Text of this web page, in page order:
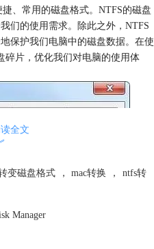
、常用的磁盘格式。NTFS的磁盘
们的使用需求。除此之外，NTFS
保护我们电脑中的磁盘数据。在使
碎片，优化我们对电脑的使用体
全文
变磁盘格式 ， mac转换 ，
ntfs转
Manager